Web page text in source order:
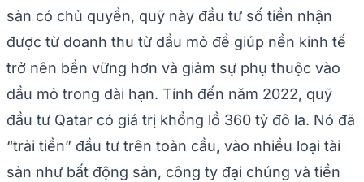
sản có chủ quyền, quỹ này đầu tư số tiền nhận
được từ doanh thu từ dầu mỏ để giúp nền kinh tế
trở nên bền vững hơn và giảm sự phụ thuộc vào
dầu mỏ trong dài hạn. Tính đến năm 2022, quỹ
đầu tư Qatar có giá trị khổng lồ 360 tỷ đô la. Nó đã
“trải tiền” đầu tư trên toàn cầu, vào nhiều loại tài
sản như bất động sản, công ty đại chúng và tiền